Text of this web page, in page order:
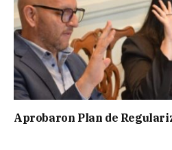
Aprobaron Plan de